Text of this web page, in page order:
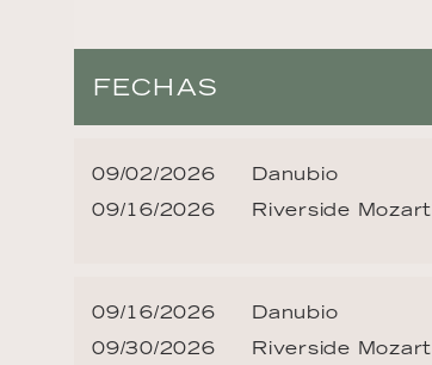
FECHAS
09/02/2026
09/16/2026
Danubio
Riverside Mozart
09/16/2026
09/30/2026
Danubio
Riverside Mozart